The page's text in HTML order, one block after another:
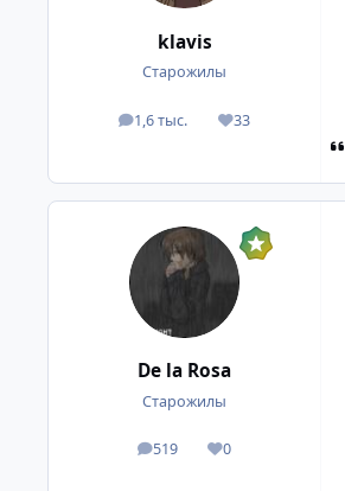
klavis
Старожилы
1,6 тыс.
посты 33
Репутация
De la Rosa
Старожилы
519
посты 0
Репутация